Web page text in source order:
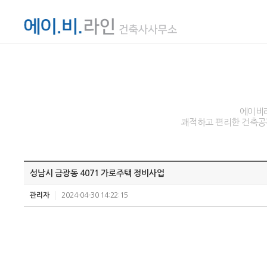
에이비
쾌적하고 편리한 건축
성남시 금광동 4071 가로주택 정비사업
관리자 2024-04-30 14:22:15